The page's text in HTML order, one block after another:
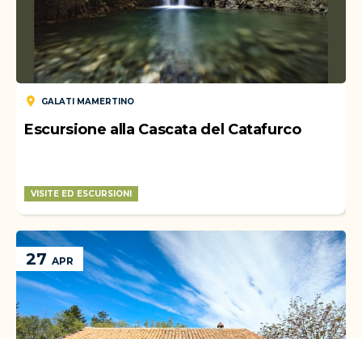
GALATI MAMERTINO
Escursione alla Cascata del Catafurco
VISITE ED ESCURSIONI
27 APR